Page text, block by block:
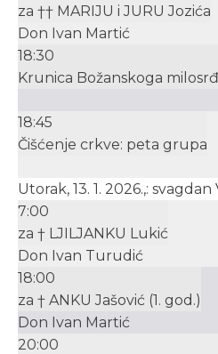
za †† MARIJU i JURU Jozića
Don Ivan Martić
18:30
Krunica Božanskoga
18:45
Čišćenje crkve: peta grupa
Utorak, 13. 1. 2026.,:
7:00
za † LJILJANKU Lukić
Don Ivan Turudić
18:00
za † ANKU Jašović (1. god.)
Don Ivan Martić
20:00